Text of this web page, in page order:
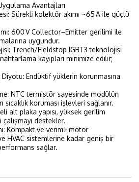
Avantajları
Sürekli kolektör akımı ~65 A ile güçlü
600 V Collector–Emitter gerilimi ile
uygundur.
Trench/Fieldstop IGBT3 teknolojisi
kayıpları minimize edilir;
Endüktif yüklerin korunmasına
NTC termistör sayesinde modülün
sıcaklık koruması işlevleri sağlanır.
alt plaka yapısı, yüksek gerilim
destekler.
Kompakt ve verimli motor
HVAC sistemlerine kadar geniş bir
sağlar.